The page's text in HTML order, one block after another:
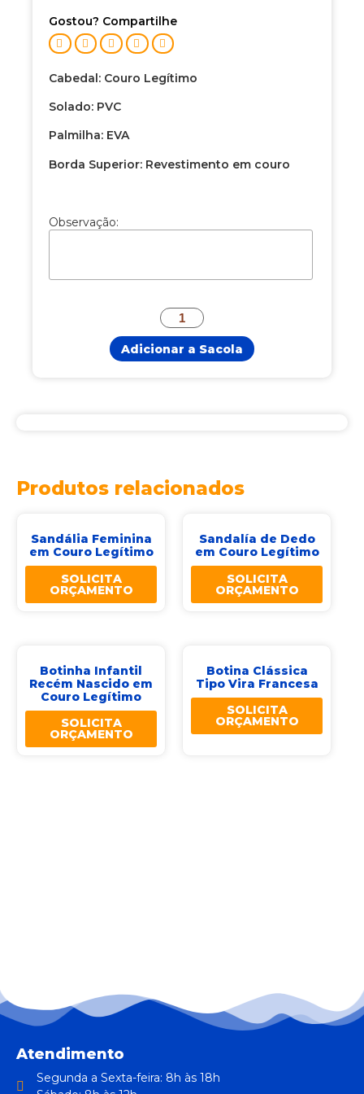
Gostou? Compartilhe
Cabedal: Couro Legítimo
Solado: PVC
Palmilha: EVA
Borda Superior: Revestimento em couro
Observação:
Adicionar a Sacola
Produtos relacionados
Sandália Feminina
em Couro Legítimo
SOLICITA
ORÇAMENTO
Sandalía de Dedo
em Couro Legítimo
SOLICITA
ORÇAMENTO
Botinha Infantil
Recém Nascido em
Couro Legítimo
SOLICITA
ORÇAMENTO
Botina Clássica
Tipo Vira Francesa
SOLICITA
ORÇAMENTO
Atendimento
Segunda a Sexta-feira: 8h às 18h